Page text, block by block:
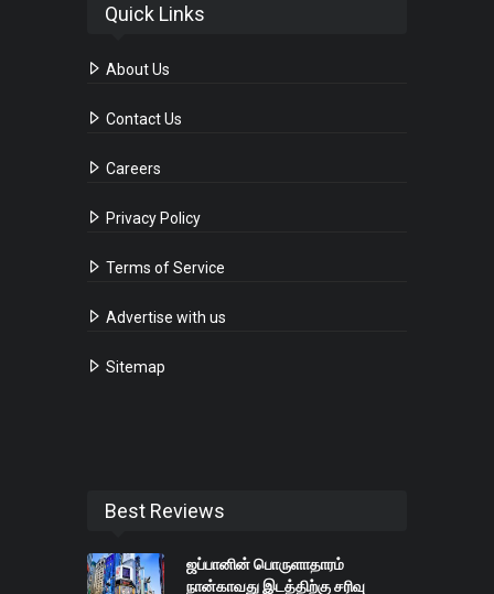
Quick Links
About Us
Contact Us
Careers
Privacy Policy
Terms of Service
Advertise with us
Sitemap
Best Reviews
ஜப்பானின் பொருளாதாரம்
நான்காவது இடத்திற்கு சரிவு